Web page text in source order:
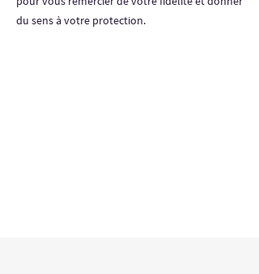
du sens à votre protection.